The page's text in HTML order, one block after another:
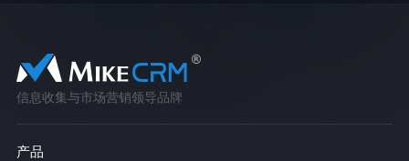
信息收集与市场营销领导品牌
产品